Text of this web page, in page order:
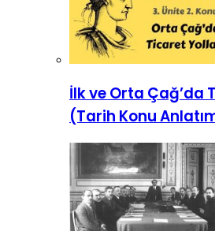
İlk ve Orta Çağ’da
(Tarih Konu